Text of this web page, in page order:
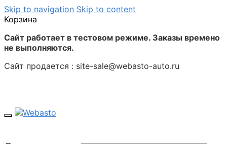
Skip to navigation Skip to content
Корзина
Сайт работает в тестовом режиме. Заказы времено
не выполняются.
Сайт продается : site-sale@webasto-auto.ru